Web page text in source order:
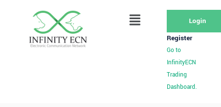
Login
Register
Go to
InfinityECN
Trading
Dashboard.